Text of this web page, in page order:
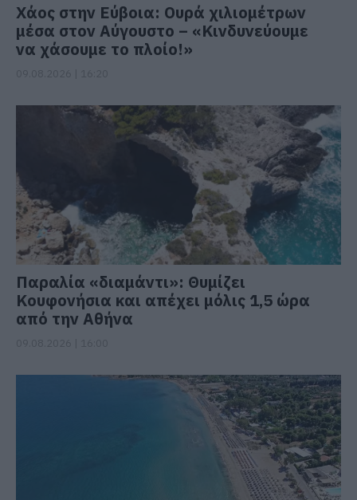
Χάος στην Εύβοια: Ουρά χιλιομέτρων
μέσα στον Αύγουστο – «Κινδυνεύουμε
να χάσουμε το πλοίο!»
Παραλία «διαμάντι»: Θυμίζει
Κουφονήσια και απέχει μόλις 1,5 ώρα
από την Αθήνα